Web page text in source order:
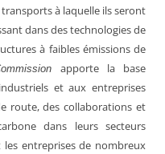
à laquelle ils seront
dans des technologies de
à faibles émissions de
apporte la base
et aux entreprises
route, des collaborations et
dans leurs secteurs
les entreprises de nombreux